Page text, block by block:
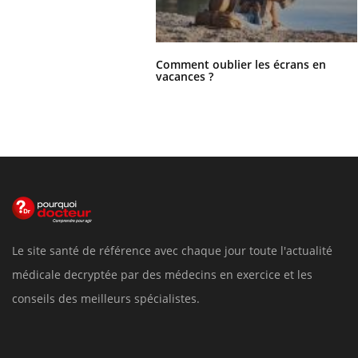
Comment oublier les écrans en
vacances ?
Le site santé de référence avec chaque jour toute l'actualité
médicale decryptée par des médecins en exercice et les
conseils des meilleurs spécialistes.